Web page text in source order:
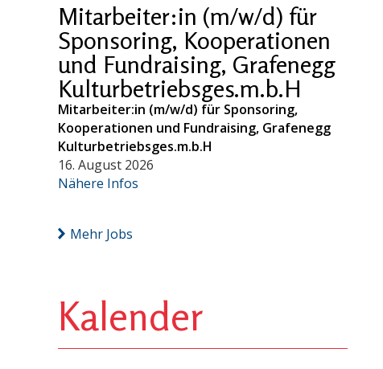
Mitarbeiter:in (m/w/d) für
Sponsoring, Kooperationen
und Fundraising, Grafenegg
Kulturbetriebsges.m.b.H
Mitarbeiter:in (m/w/d) für Sponsoring,
Kooperationen und Fundraising, Grafenegg
Kulturbetriebsges.m.b.H
16. August 2026
Nähere Infos
Mehr Jobs
Kalender